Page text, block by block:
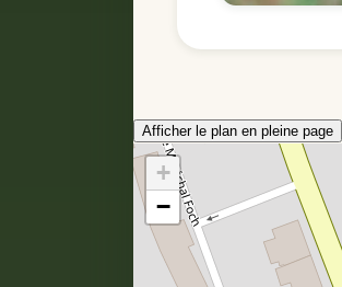
Afficher le plan en pleine page